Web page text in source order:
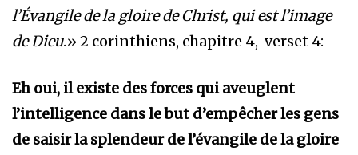
l’Évangile de la gloire de Christ, qui est l’image
de Dieu.» 2 corinthiens, chapitre 4, verset 4:
Eh oui, il existe des forces qui aveuglent
l’intelligence dans le but d’empêcher les gens
de saisir la splendeur de l’évangile de la gloire